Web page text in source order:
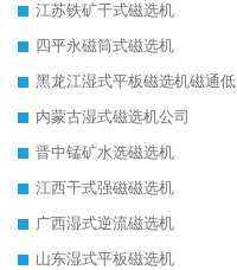
江苏铁矿干式磁选机
四平永磁筒式磁选机
黑龙江湿式平板磁选机磁通低
内蒙古湿式磁选机公司
晋中锰矿水选磁选机
江西干式强磁磁选机
广西湿式逆流磁选机
山东湿式平板磁选机